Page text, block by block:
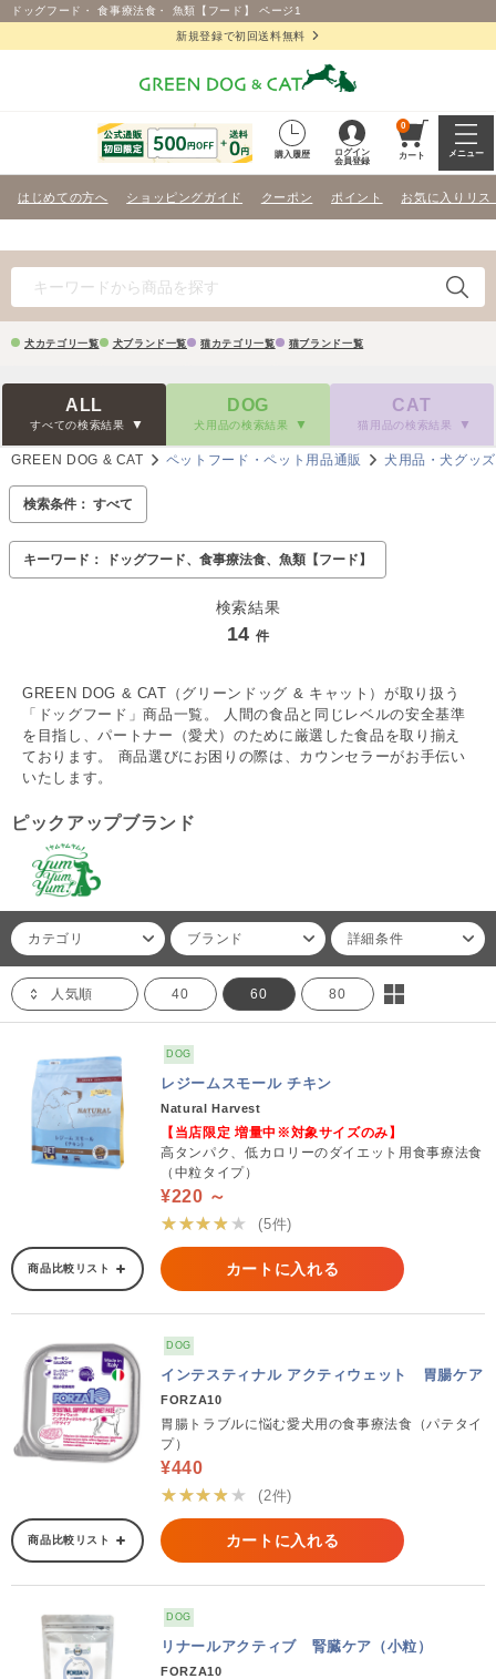
ドッグフード・ 食事療法食・ 魚類【フード】 ページ1
新規登録で初回送料無料
購入履歴
ログイン
会員登録
0
カート メニュー
はじめての方へ ショッピングガイド クーポン ポイント お気に入りリス
犬カテゴリ一覧 犬ブランド一覧 猫カテゴリ一覧 猫ブランド一覧
ALL
すべての検索結果
DOG
犬用品の検索結果
CAT
猫用品の検索結果
GREEN DOG & CAT ペットフード・ペット用品通販 犬用品・犬グッズ
検索条件： すべて
キーワード： ドッグフード、食事療法食、魚類【フード】
検索結果
14 件
GREEN DOG & CAT（グリーンドッグ & キャット）が取り扱う
「ドッグフード」商品一覧。 人間の食品と同じレベルの安全基準
を目指し、パートナー（愛犬）のために厳選した食品を取り揃え
ております。 商品選びにお困りの際は、カウンセラーがお手伝い
いたします。
ピックアップブランド
カテゴリ ブランド 詳細条件
人気順 40 60 80
DOG
レジームスモール チキン
Natural Harvest
【当店限定 増量中※対象サイズのみ】
高タンパク、低カロリーのダイエット用食事療法食
（中粒タイプ）
¥220 ～
★★★★★
(5件)
商品比較リスト カートに入れる
DOG
インテスティナル アクティウェット 胃腸ケア
FORZA10
胃腸トラブルに悩む愛犬用の食事療法食（パテタイ
プ）
¥440
★★★★★
(2件)
商品比較リスト カートに入れる
DOG
リナールアクティブ 腎臓ケア（小粒）
FORZA10